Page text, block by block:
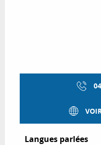
Langues parlées
Langues parlées